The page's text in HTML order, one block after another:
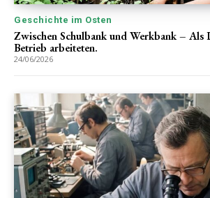
Geschichte im Osten
Zwischen Schulbank und Werkbank – Als
Betrieb arbeiteten.
24/06/2026